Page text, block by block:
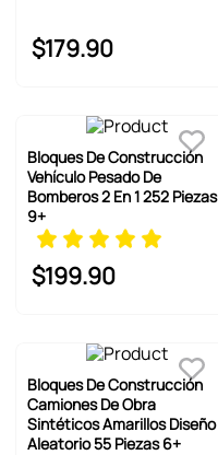
$179.90
Bloques De Construcción
Vehículo Pesado De
Bomberos 2 En 1 252 Piezas
9+
$199.90
Bloques De Construcción
Camiones De Obra
Sintéticos Amarillos Diseño
Aleatorio 55 Piezas 6+